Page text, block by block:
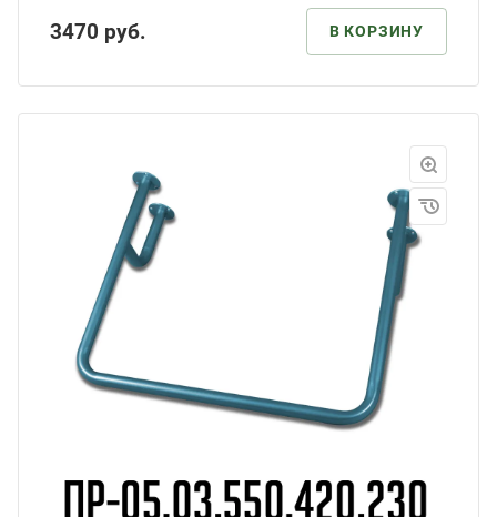
3470 руб. В КОРЗИНУ